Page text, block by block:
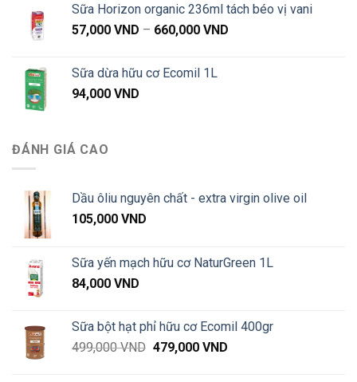
Sữa Horizon organic 236ml tách béo vị vani
57,000 VND – 660,000 VND
Sữa dừa hữu cơ Ecomil 1L
94,000 VND
ĐÁNH GIÁ CAO
Dầu ôliu nguyên chất - extra virgin olive oil
105,000 VND
Sữa yến mạch hữu cơ NaturGreen 1L
84,000 VND
Sữa bột hạt phỉ hữu cơ Ecomil 400gr
499,000VND Giá
479,000 VNDGiá